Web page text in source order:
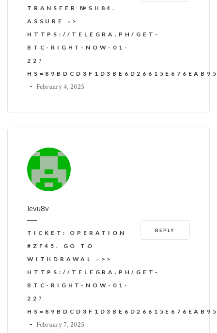
TRANSFER №SH84.
ASSURE =>
HTTPS://TELEGRA.PH/GET-
BTC-RIGHT-NOW-01-
22?
- February 4, 2025
levu8v
REPLY
TICKET: OPERATION
#ZF45. GO TO
WITHDRAWAL =>>
HTTPS://TELEGRA.PH/GET-
BTC-RIGHT-NOW-01-
22?
- February 7, 2025